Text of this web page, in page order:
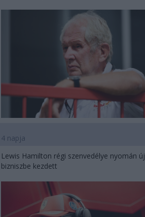
4 napja
Lewis Hamilton régi szenvedélye nyomán új
bizniszbe kezdett